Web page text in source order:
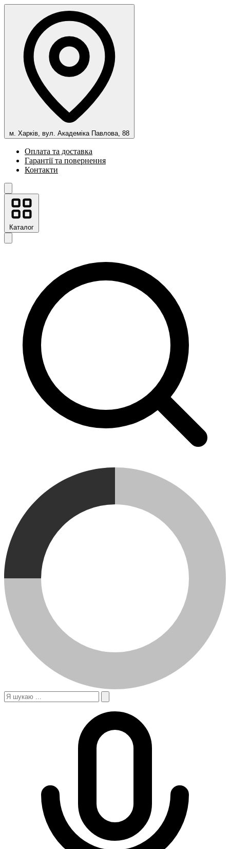
м. Харків, вул. Академіка Павлова, 88
Оплата та доставка
Гарантії та повернення
Контакти
Каталог